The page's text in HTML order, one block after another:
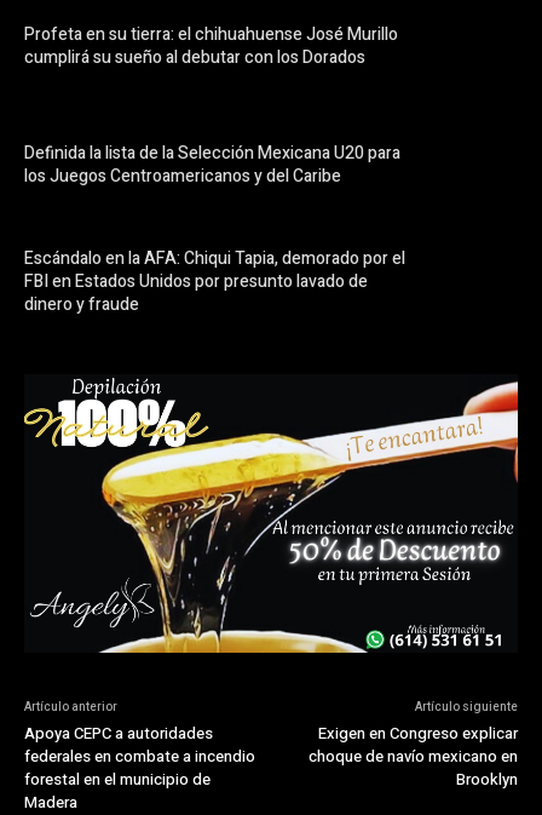
Profeta en su tierra: el chihuahuense José Murillo
cumplirá su sueño al debutar con los Dorados
Definida la lista de la Selección Mexicana U20 para
los Juegos Centroamericanos y del Caribe
Escándalo en la AFA: Chiqui Tapia, demorado por el
FBI en Estados Unidos por presunto lavado de
dinero y fraude
Artículo anterior
Apoya CEPC a autoridades
federales en combate a incendio
forestal en el municipio de
Madera
Artículo siguiente
Exigen en Congreso explicar
choque de navío mexicano en
Brooklyn